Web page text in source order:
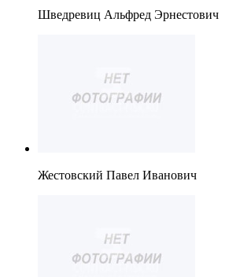
Шведревиц Альфред Эрнестович
Жестовский Павел Иванович